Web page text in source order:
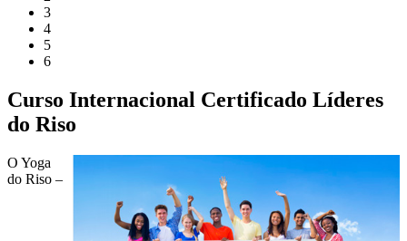
3
4
5
6
Curso Internacional Certificado Líderes
do Riso
O Yoga
do Riso –